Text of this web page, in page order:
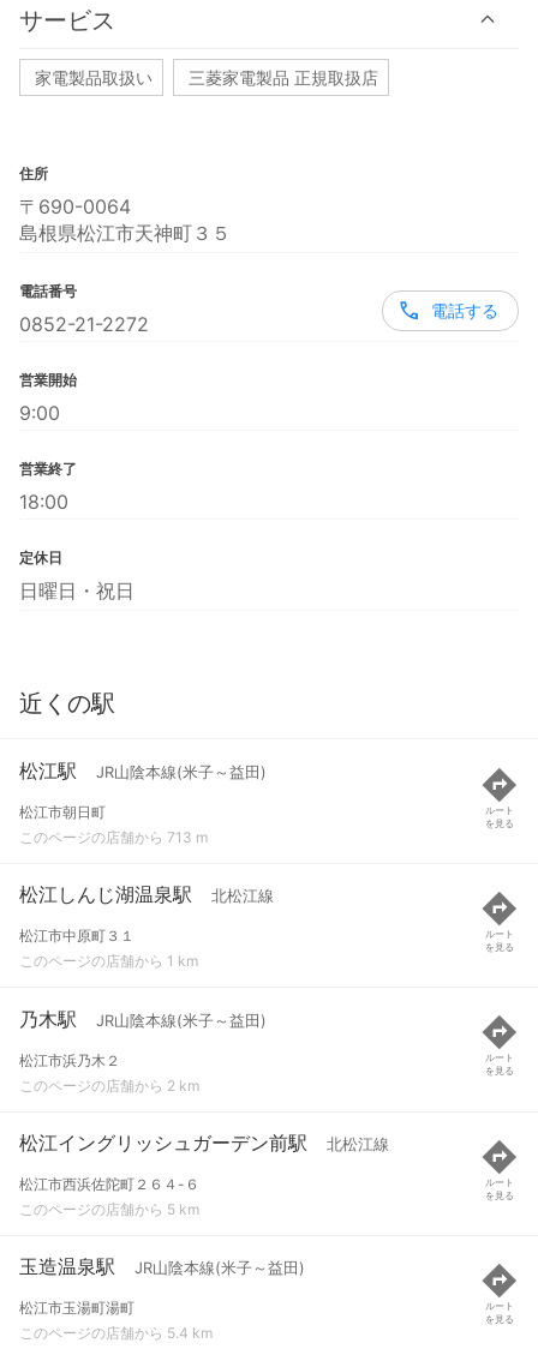
サービス
家電製品取扱い 三菱家電製品 正規取扱店
住所
〒690-0064
島根県松江市天神町３５
電話番号
0852-21-2272
電話する
営業開始
9:00
営業終了
18:00
定休日
日曜日・祝日
近くの駅
松江駅 JR山陰本線(米子～益田)
松江市朝日町
このページの店舗から 713 m
ルート
を見る
松江しんじ湖温泉駅 北松江線
松江市中原町３１
このページの店舗から 1 km
ルート
を見る
乃木駅 JR山陰本線(米子～益田)
松江市浜乃木２
このページの店舗から 2 km
ルート
を見る
松江イングリッシュガーデン前駅 北松江線
松江市西浜佐陀町２６４-６
このページの店舗から 5 km
ルート
を見る
玉造温泉駅 JR山陰本線(米子～益田)
松江市玉湯町湯町
このページの店舗から 5.4 km
ルート
を見る